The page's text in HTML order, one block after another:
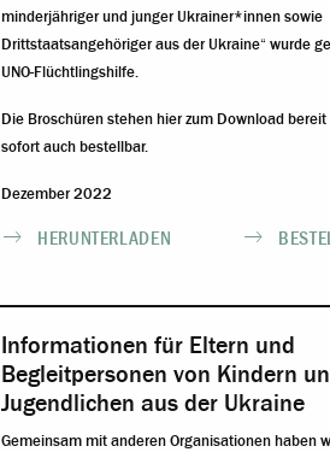
minderjähriger und junger Ukrainer*innen sowie
Drittstaatsangehöriger aus der Ukraine“ wurde
UNO-Flüchtlingshilfe.
Die Broschüren stehen hier zum Download
sofort auch bestellbar.
Dezember 2022
HERUNTERLADEN
Informationen für Eltern und
Begleitpersonen von Kindern
Jugendlichen aus der Ukraine
Gemeinsam mit anderen Organisationen haben